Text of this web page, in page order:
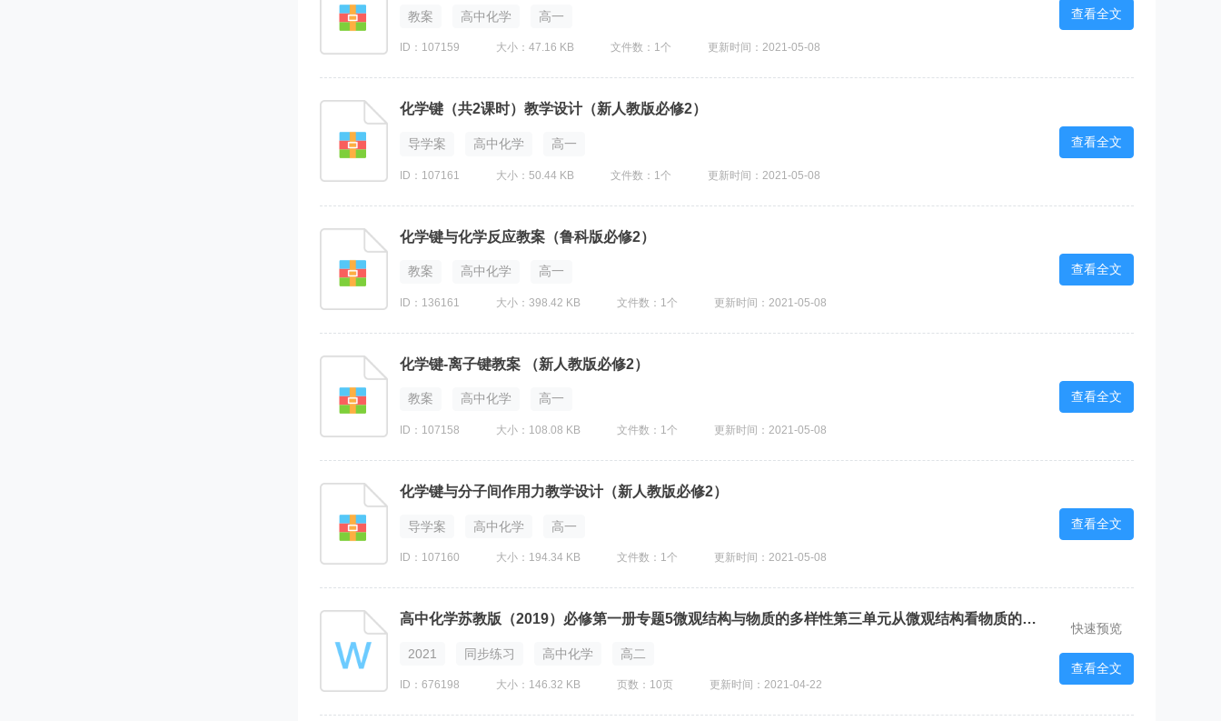
教案 高中化学 高一
ID：107159 大小：47.16 KB 文件数：1个 更新时间：2021-05-08
查看全文
化学键（共2课时）教学设计（新人教版必修2）
导学案 高中化学 高一
ID：107161 大小：50.44 KB 文件数：1个 更新时间：2021-05-08
查看全文
化学键与化学反应教案（鲁科版必修2）
教案 高中化学 高一
ID：136161 大小：398.42 KB 文件数：1个 更新时间：2021-05-08
查看全文
化学键-离子键教案 （新人教版必修2）
教案 高中化学 高一
ID：107158 大小：108.08 KB 文件数：1个 更新时间：2021-05-08
查看全文
化学键与分子间作用力教学设计（新人教版必修2）
导学案 高中化学 高一
ID：107160 大小：194.34 KB 文件数：1个 更新时间：2021-05-08
查看全文
高中化学苏教版（2019）必修第一册专题5微观结构与物质的多样性第三单元从微观结构看物质的多样性同步练习
2021 同步练习 高中化学 高二
ID：676198 大小：146.32 KB 页数：10页 更新时间：2021-04-22
快速预览
查看全文